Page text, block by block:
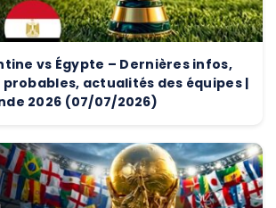
vs Égypte – Dernières infos,
actualités des équipes |
2026 (07/07/2026)